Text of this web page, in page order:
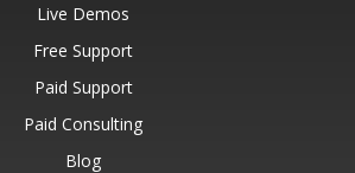
Live Demos
Free Support
Paid Support
Paid Consulting
Blog